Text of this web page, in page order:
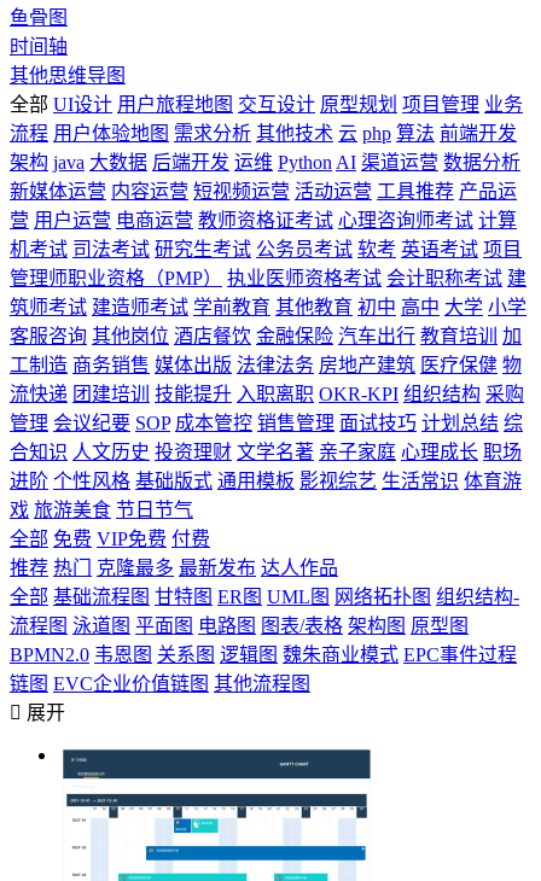
鱼骨图
时间轴
其他思维导图
全部 UI设计 用户旅程地图 交互设计 原型规划 项目管理 业务
流程 用户体验地图 需求分析 其他技术 云 php 算法 前端开发
架构 java 大数据 后端开发 运维 Python AI 渠道运营 数据分析
新媒体运营 内容运营 短视频运营 活动运营 工具推荐 产品运
营 用户运营 电商运营 教师资格证考试 心理咨询师考试 计算
机考试 司法考试 研究生考试 公务员考试 软考 英语考试 项目
管理师职业资格（PMP）
执业医师资格考试 会计职称考试 建
筑师考试 建造师考试 学前教育 其他教育 初中 高中 大学 小学
客服咨询 其他岗位 酒店餐饮 金融保险 汽车出行 教育培训
加
工制造 商务销售 媒体出版 法律法务 房地产建筑 医疗保健 物
流快递 团建培训 技能提升 入职离职 OKR-KPI 组织结构 采购
管理 会议纪要 SOP 成本管控 销售管理 面试技巧 计划总结 综
合知识 人文历史 投资理财 文学名著 亲子家庭 心理成长 职场
进阶 个性风格 基础版式 通用模板 影视综艺 生活常识 体育游
戏 旅游美食 节日节气
全部 免费 VIP免费 付费
推荐 热门 克隆最多 最新发布 达人作品
全部 基础流程图 甘特图 ER图 UML图 网络拓扑图 组织结构-
流程图 泳道图 平面图 电路图 图表/表格 架构图 原型图
BPMN2.0 韦恩图 关系图 逻辑图 魏朱商业模式 EPC事件过程
链图 EVC企业价值链图 其他流程图
 展开